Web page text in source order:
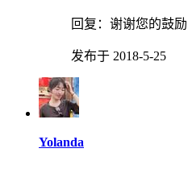
回复： 谢谢您的鼓
发布于 2018-5-25
Yolanda